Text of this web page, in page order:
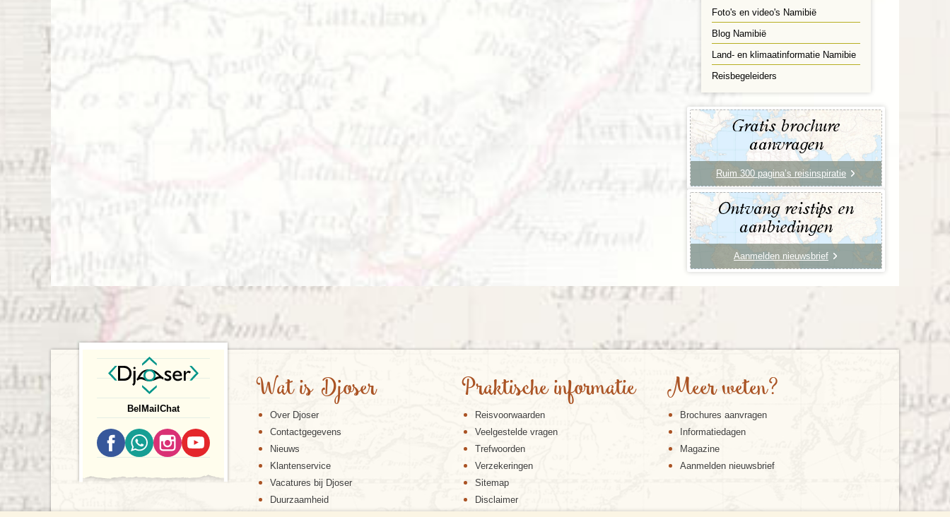
Foto's en video's Namibië
Blog Namibië
Land- en klimaatinformatie Namibie
Reisbegeleiders
Gratis brochure
aanvragen
Ruim 300 pagina’s reisinspiratie
Ontvang reistips en
aanbiedingen
Aanmelden nieuwsbrief
Bel Mail Chat
Wat is Djoser
Over Djoser
Contactgegevens
Nieuws
Klantenservice
Vacatures bij Djoser
Duurzaamheid
Praktische informatie
Reisvoorwaarden
Veelgestelde vragen
Trefwoorden
Verzekeringen
Sitemap
Disclaimer
Meer weten?
Brochures aanvragen
Informatiedagen
Magazine
Aanmelden nieuwsbrief